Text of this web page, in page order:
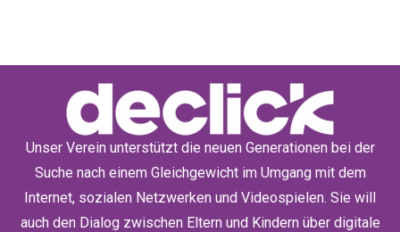
Unser Verein unterstützt die neuen Generationen bei der
Suche nach einem Gleichgewicht im Umgang mit dem
Internet, sozialen Netzwerken und Videospielen. Sie will
auch den Dialog zwischen Eltern und Kindern über digitale